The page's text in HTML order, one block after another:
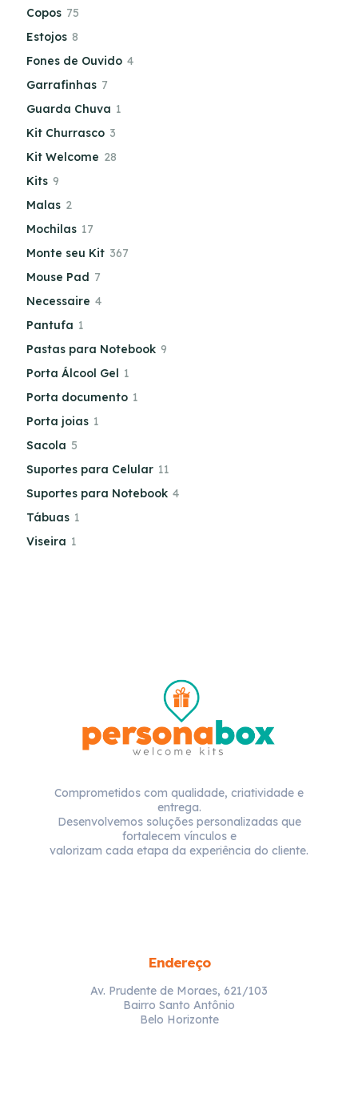
Copos 75
Estojos 8
Fones de Ouvido 4
Garrafinhas 7
Guarda Chuva 1
Kit Churrasco 3
Kit Welcome 28
Kits 9
Malas 2
Mochilas 17
Monte seu Kit 367
Mouse Pad 7
Necessaire 4
Pantufa 1
Pastas para Notebook 9
Porta Álcool Gel 1
Porta documento 1
Porta joias 1
Sacola 5
Suportes para Celular 11
Suportes para Notebook 4
Tábuas 1
Viseira 1
Comprometidos com qualidade, criatividade e
entrega.
Desenvolvemos soluções personalizadas que
fortalecem vínculos e
valorizam cada etapa da experiência do cliente.
Endereço
Av. Prudente de Moraes, 621/103
Bairro Santo Antônio
Belo Horizonte